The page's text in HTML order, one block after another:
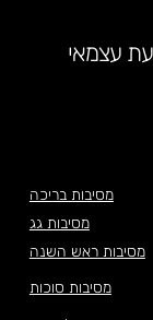
מסיבות בריכה
מסיבות גג
מסיבות ראש השנה
מסיבות סוכות
עצמאי